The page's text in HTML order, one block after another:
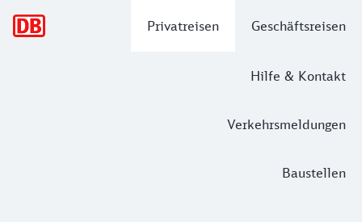
Privatreisen Geschäftsreisen
Hilfe & Kontakt
Verkehrsmeldungen
Baustellen